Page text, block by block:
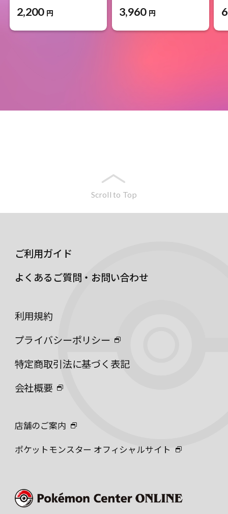
2,200 円 3,960 円
Scroll to Top
ご利用ガイド
よくあるご質問・お問い合わせ
利用規約
プライバシーポリシー
特定商取引法に基づく表記
会社概要
店舗のご案内
ポケットモンスター オフィシャルサイト